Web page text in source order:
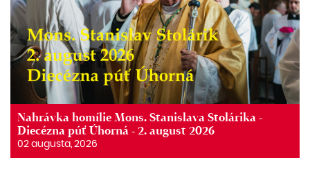
Nahrávka homílie Mons. Stanislava Stolárika -
Diecézna púť Úhorná - 2. august 2026
02 augusta, 2026